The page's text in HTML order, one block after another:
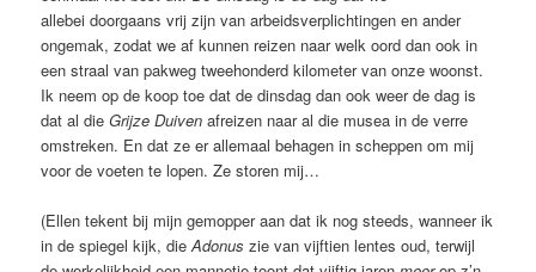
allebei doorgaans vrij zijn van arbeidsverplichtingen en ander
ongemak, zodat we af kunnen reizen naar welk oord dan ook in
een straal van pakweg tweehonderd kilometer van onze woonst.
Ik neem op de koop toe dat de dinsdag dan ook weer de dag is
dat al die Grijze Duiven afreizen naar al die musea in de verre
omstreken. En dat ze er allemaal behagen in scheppen om mij
voor de voeten te lopen. Ze storen mij…
(Ellen tekent bij mijn gemopper aan dat ik nog steeds, wanneer ik
in de spiegel kijk, dieAdonus zie van vijftien lentes oud, terwijl